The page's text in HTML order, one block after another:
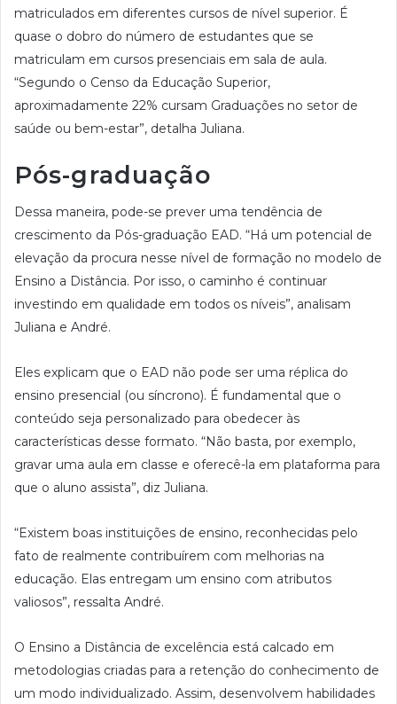
matriculados em diferentes cursos de nível superior. É
quase o dobro do número de estudantes que se
matriculam em cursos presenciais em sala de aula.
“Segundo o Censo da Educação Superior,
aproximadamente 22% cursam Graduações no setor de
saúde ou bem-estar”, detalha Juliana.
Pós-graduação
Dessa maneira, pode-se prever uma tendência de
crescimento da Pós-graduação EAD. “Há um potencial de
elevação da procura nesse nível de formação no modelo de
Ensino a Distância. Por isso, o caminho é continuar
investindo em qualidade em todos os níveis”, analisam
Juliana e André.
Eles explicam que o EAD não pode ser uma réplica do
ensino presencial (ou síncrono). É fundamental que o
conteúdo seja personalizado para obedecer às
características desse formato. “Não basta, por exemplo,
gravar uma aula em classe e oferecê-la em plataforma para
que o aluno assista”, diz Juliana.
“Existem boas instituições de ensino, reconhecidas pelo
fato de realmente contribuírem com melhorias na
educação. Elas entregam um ensino com atributos
valiosos”, ressalta André.
O Ensino a Distância de excelência está calcado em
metodologias criadas para a retenção do conhecimento de
um modo individualizado. Assim, desenvolvem habilidades